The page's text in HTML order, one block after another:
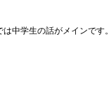
中学生の話がメインです。